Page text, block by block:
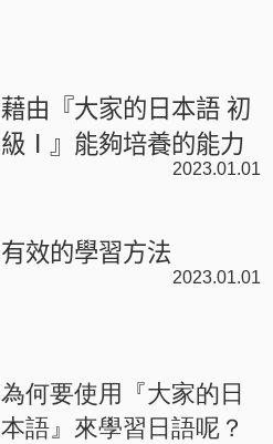
藉由『大家的日本語 初
級Ⅰ』能夠培養的能力
2023.01.01
有效的學習方法
2023.01.01
為何要使用『大家的日
本語』來學習日語呢？